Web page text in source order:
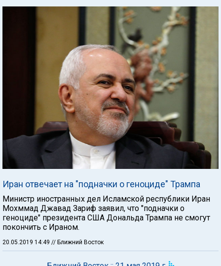
Иран отвечает на "подначки о геноциде" Трампа
Министр иностранных дел Исламской республики Иран
Мохммад Джавад Зариф заявил, что "подначки о
геноциде" президента США Дональда Трампа не смогут
покончить с Ираном.
20.05.2019 14:49 // Ближний Восток